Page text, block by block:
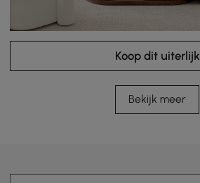
Koop dit uiterlijk
Bekijk meer